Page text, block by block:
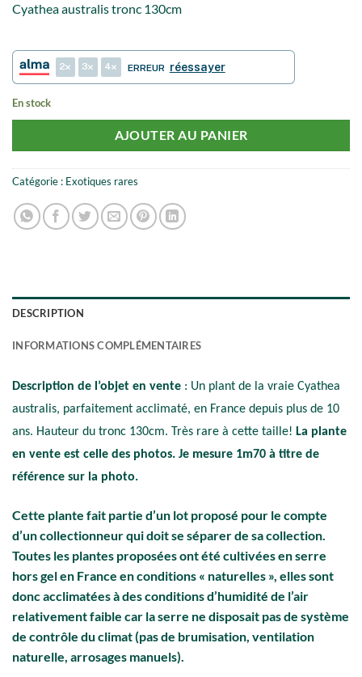
Cyathea australis tronc 130cm
2 3 4 ERREUR réessayer
En stock
AJOUTER AU PANIER
Catégorie : Exotiques rares
DESCRIPTION
INFORMATIONS COMPLÉMENTAIRES
Description de l’objet en vente : Un plant de la vraie Cyathea
australis, parfaitement acclimaté, en France depuis plus de 10
ans. Hauteur du tronc 130cm. Très rare à cette taille! La plante
en vente est celle des photos. Je mesure 1m70 à titre de
référence sur la photo.
Cette plante fait partie d’un lot proposé pour le compte
d’un collectionneur qui doit se séparer de sa collection.
Toutes les plantes proposées ont été cultivées en serre
hors gel en France en conditions « naturelles », elles sont
donc acclimatées à des conditions d’humidité de l’air
relativement faible car la serre ne disposait pas de système
de contrôle du climat (pas de brumisation, ventilation
naturelle, arrosages manuels).